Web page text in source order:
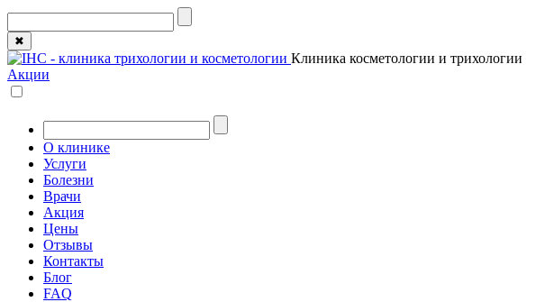
✖
Клиника косметологии и трихологии
Акции
О клинике
Услуги
Болезни
Врачи
Акция
Цены
Отзывы
Контакты
Блог
FAQ